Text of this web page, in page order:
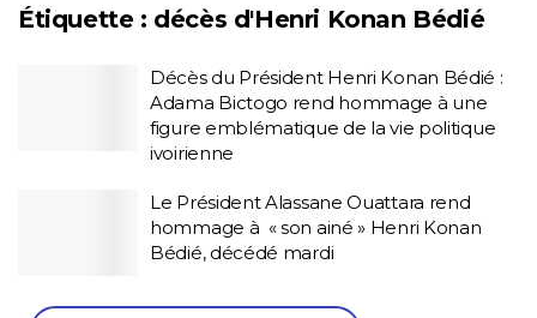
Étiquette : décès d'Henri Konan Bédié
Décès du Président Henri Konan Bédié :
Adama Bictogo rend hommage à une
figure emblématique de la vie politique
ivoirienne
Le Président Alassane Ouattara rend
hommage à « son ainé » Henri Konan
Bédié, décédé mardi